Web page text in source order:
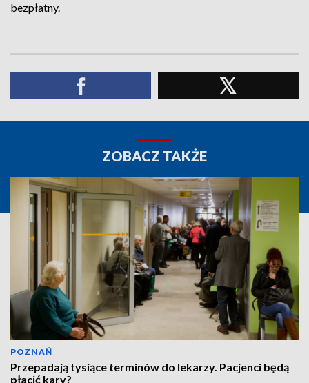
bezpłatny.
ZOBACZ TAKŻE
POZNAŃ
Przepadają tysiące terminów do lekarzy. Pacjenci będą
płacić kary?